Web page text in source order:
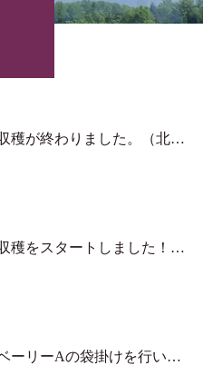
甲州ブドウの収穫が終わりました。（北杜市・韮崎市）
シャルドネの収穫をスタートしました！（北杜市）
マスカット・ベーリーAの袋掛けを行いました。（北杜市）